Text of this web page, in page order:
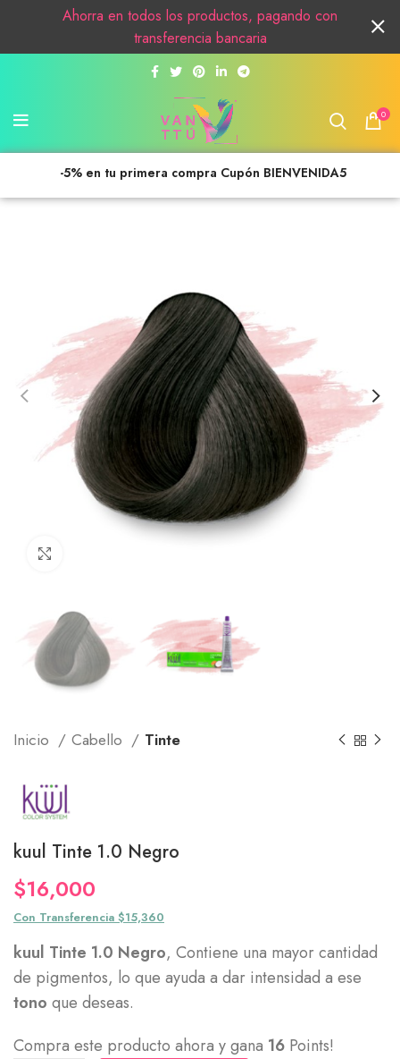
0
-5% en tu primera compra Cupón BIENVENIDA5
Inicio Cabello Tinte
kuul Tinte 1.0 Negro
$16,000
Con Transferencia $15,360
kuul Tinte 1.0 Negro, Contiene una mayor cantidad
de pigmentos, lo que ayuda a dar intensidad a ese
tono que deseas.
Compra este producto ahora y gana 16 Points!
Ahorra en todos los productos, pagando con
transferencia bancaria